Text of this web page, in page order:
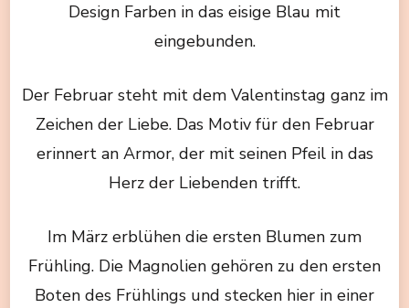
Design Farben in das eisige Blau mit
eingebunden.
Der Februar steht mit dem Valentinstag ganz im
Zeichen der Liebe. Das Motiv für den Februar
erinnert an Armor, der mit seinen Pfeil in das
Herz der Liebenden trifft.
Im März erblühen die ersten Blumen zum
Frühling. Die Magnolien gehören zu den ersten
Boten des Frühlings und stecken hier in einer